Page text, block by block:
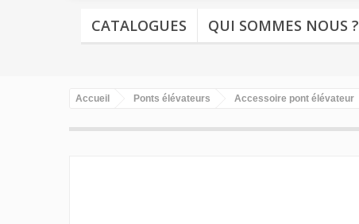
CATALOGUES QUI SOMMES NOUS ?
Accueil Ponts élévateurs Accessoire pont élévateur